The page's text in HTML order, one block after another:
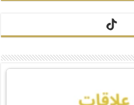
تيك توك